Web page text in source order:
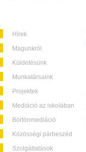
Hírek
Magunkról
Küldetésünk
Munkatársaink
Projektek
Mediáció az iskolában
Börtönmediáció
Közösségi párbeszéd
Szolgáltatások